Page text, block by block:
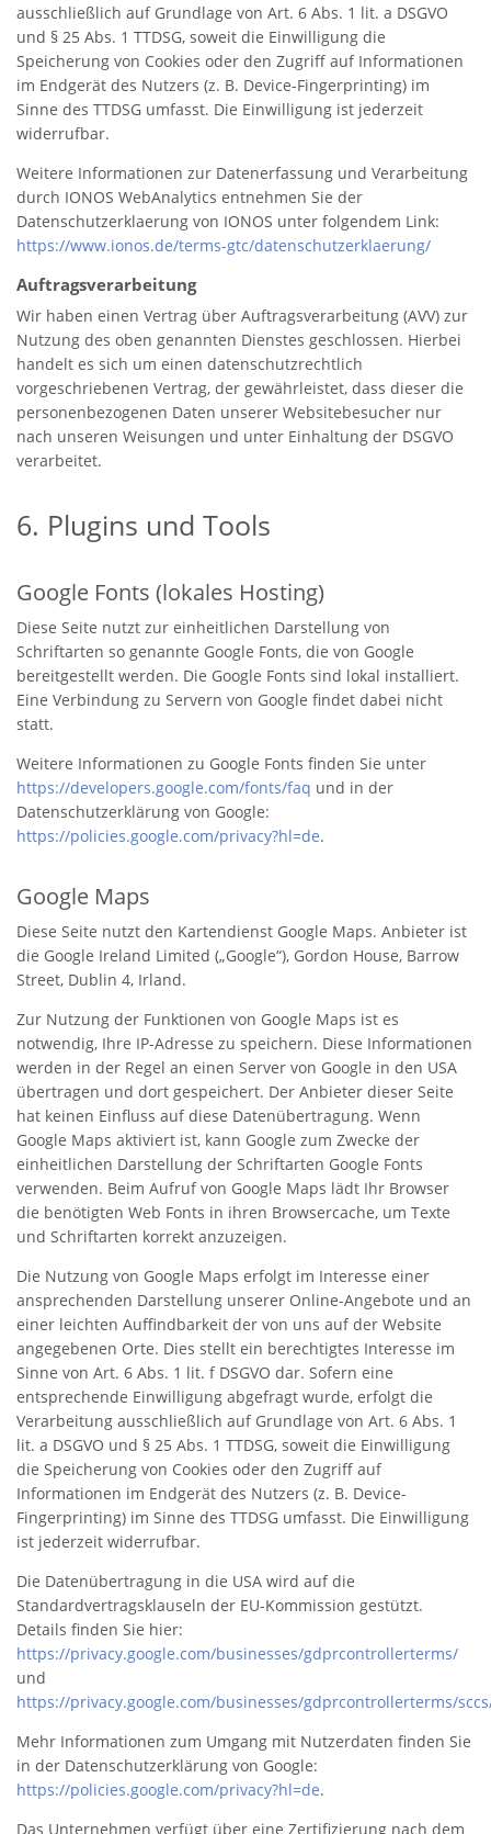
ausschließlich auf Grundlage von Art. 6 Abs. 1 lit. a DSGVO
und § 25 Abs. 1 TTDSG, soweit die Einwilligung die
Speicherung von Cookies oder den Zugriff auf Informationen
im Endgerät des Nutzers (z. B. Device-Fingerprinting) im
Sinne des TTDSG umfasst. Die Einwilligung ist jederzeit
widerrufbar.
Weitere Informationen zur Datenerfassung und Verarbeitung
durch IONOS WebAnalytics entnehmen Sie der
Datenschutzerklaerung von IONOS unter folgendem Link:
https://www.ionos.de/terms-gtc/datenschutzerklaerung/
Auftragsverarbeitung
Wir haben einen Vertrag über Auftragsverarbeitung (AVV) zur
Nutzung des oben genannten Dienstes geschlossen. Hierbei
handelt es sich um einen datenschutzrechtlich
vorgeschriebenen Vertrag, der gewährleistet, dass dieser die
personenbezogenen Daten unserer Websitebesucher nur
nach unseren Weisungen und unter Einhaltung der DSGVO
verarbeitet.
6. Plugins und Tools
Google Fonts (lokales Hosting)
Diese Seite nutzt zur einheitlichen Darstellung von
Schriftarten so genannte Google Fonts, die von Google
bereitgestellt werden. Die Google Fonts sind lokal installiert.
Eine Verbindung zu Servern von Google findet dabei nicht
statt.
Weitere Informationen zu Google Fonts finden Sie unter
https://developers.google.com/fonts/faq und in der
Datenschutzerklärung von Google:
https://policies.google.com/privacy?hl=de.
Google Maps
Diese Seite nutzt den Kartendienst Google Maps. Anbieter ist
die Google Ireland Limited („Google“), Gordon House, Barrow
Street, Dublin 4, Irland.
Zur Nutzung der Funktionen von Google Maps ist es
notwendig, Ihre IP-Adresse zu speichern. Diese Informationen
werden in der Regel an einen Server von Google in den USA
übertragen und dort gespeichert. Der Anbieter dieser Seite
hat keinen Einfluss auf diese Datenübertragung. Wenn
Google Maps aktiviert ist, kann Google zum Zwecke der
einheitlichen Darstellung der Schriftarten Google Fonts
verwenden. Beim Aufruf von Google Maps lädt Ihr Browser
die benötigten Web Fonts in ihren Browsercache, um Texte
und Schriftarten korrekt anzuzeigen.
Die Nutzung von Google Maps erfolgt im Interesse einer
ansprechenden Darstellung unserer Online-Angebote und an
einer leichten Auffindbarkeit der von uns auf der Website
angegebenen Orte. Dies stellt ein berechtigtes Interesse im
Sinne von Art. 6 Abs. 1 lit. f DSGVO dar. Sofern eine
entsprechende Einwilligung abgefragt wurde, erfolgt die
Verarbeitung ausschließlich auf Grundlage von Art. 6 Abs. 1
lit. a DSGVO und § 25 Abs. 1 TTDSG, soweit die Einwilligung
die Speicherung von Cookies oder den Zugriff auf
Informationen im Endgerät des Nutzers (z. B. Device-
Fingerprinting) im Sinne des TTDSG umfasst. Die Einwilligung
ist jederzeit widerrufbar.
Die Datenübertragung in die USA wird auf die
Standardvertragsklauseln der EU-Kommission gestützt.
Details finden Sie hier:
https://privacy.google.com/businesses/gdprcontrollerterms/
und
https://privacy.google.com/businesses/gdprcontrollerterms/
Mehr Informationen zum Umgang mit Nutzerdaten finden Sie
in der Datenschutzerklärung von Google:
https://policies.google.com/privacy?hl=de.
Das Unternehmen verfügt über eine Zertifizierung nach dem